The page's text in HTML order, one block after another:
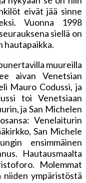
eivät jää sinne
Vuonna 1998
siellä on
hautapaikka.
muureilla
aivan Venetsian
Mauro Codussi, ja
toi Venetsiaan
ja San Michelen
Venelaiturin
San Michele
ensimmäinen
Hautausmaalta
Molemmat
ympäristöstä